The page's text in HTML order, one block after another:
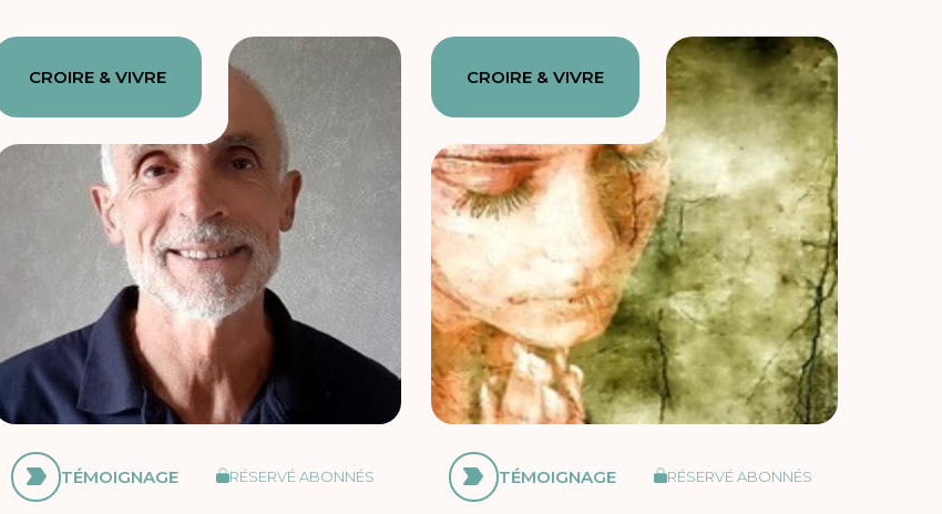
CROIRE & VIVRE
TÉMOIGNAGE RÉSERVÉ ABONNÉS
CROIRE & VIVRE
TÉMOIGNAGE RÉSERVÉ ABONNÉS